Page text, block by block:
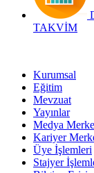
TAKVİM
Kurumsal
Eğitim
Mevzuat
Yayınlar
Medya
Kariyer
Üye İşlemleri
Stajyer